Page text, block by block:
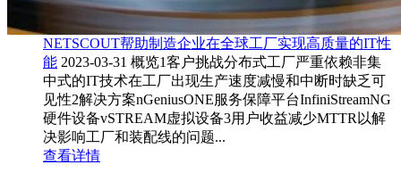
NETSCOUT帮助制造企业在全球工厂实现高质量的IT性
能 2023-03-31 概览1客户挑战分布式工厂严重依赖非集
中式的IT技术在工厂出现生产速度减慢和中断时缺乏可
见性2解决方案nGeniusONE服务保障平台InfiniStreamNG
硬件设备vSTREAM虚拟设备3用户收益减少MTTR以解
决影响工厂和装配线的问题...
查看详情